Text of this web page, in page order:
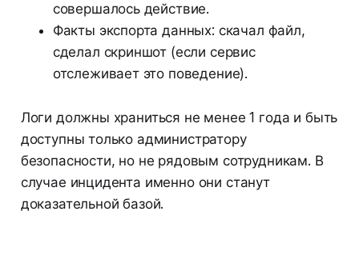
совершалось действие.
Факты экспорта данных: скачал файл,
сделал скриншот (если сервис
отслеживает это поведение).
Логи должны храниться не менее 1 года и быть
доступны только администратору
безопасности, но не рядовым сотрудникам. В
случае инцидента именно они станут
доказательной базой.